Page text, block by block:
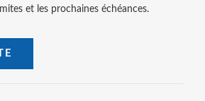
et les prochaines échéances.